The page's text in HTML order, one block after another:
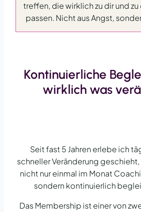
treffen, die wirklich zu dir und
passen. Nicht aus Angst,
Kontinuierliche
wirklich was
Seit fast 5 Jahren erlebe ich
schneller Veränderung
nicht nur einmal im Monat
sondern kontinuierlich
Das Membership ist einer von